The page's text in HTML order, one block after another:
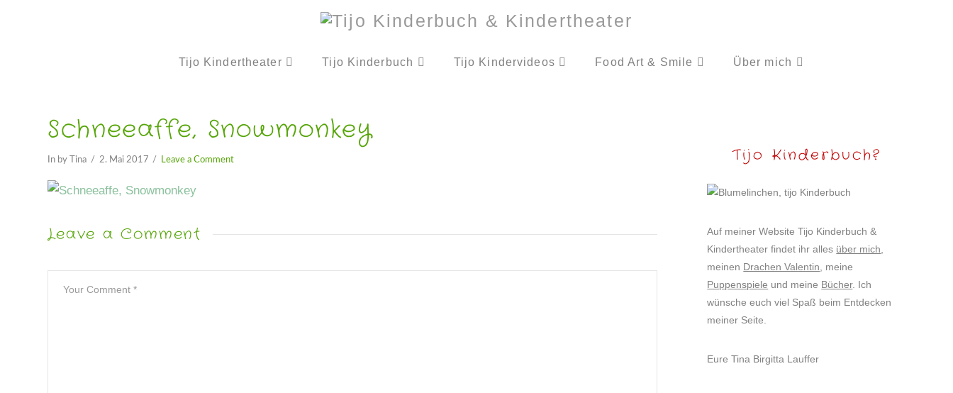
Tijo Kindertheater Tijo Kinderbuch Tijo Kindervideos Food Art & Smile Über mich
Schneeaffe, Snowmonkey
In by Tina 2. Mai 2017 Leave a Comment
Leave a Comment
Tijo Kinderbuch?
Auf meiner Website Tijo Kinderbuch &
Kindertheater findet ihr alles über mich
meinen Drachen Valentin , meine
Puppenspiele und meine Bücher. Ich
wünsche euch viel Spaß beim Entdecken
meiner Seite.
Eure Tina Birgitta Lauffer